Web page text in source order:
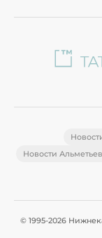
Новости
© 1995-2026